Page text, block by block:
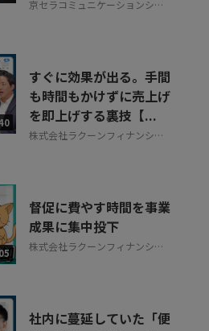
京セラコミュニケーションシス
すぐに効果が出る。手間
も時間もかけずに売上げ
を即上げする裏技【...
株式会社ラクーンフィナンシャ
督促に費やす時間を事業
成果に集中投下
株式会社ラクーンフィナンシャ
社内に蔓延していた「便